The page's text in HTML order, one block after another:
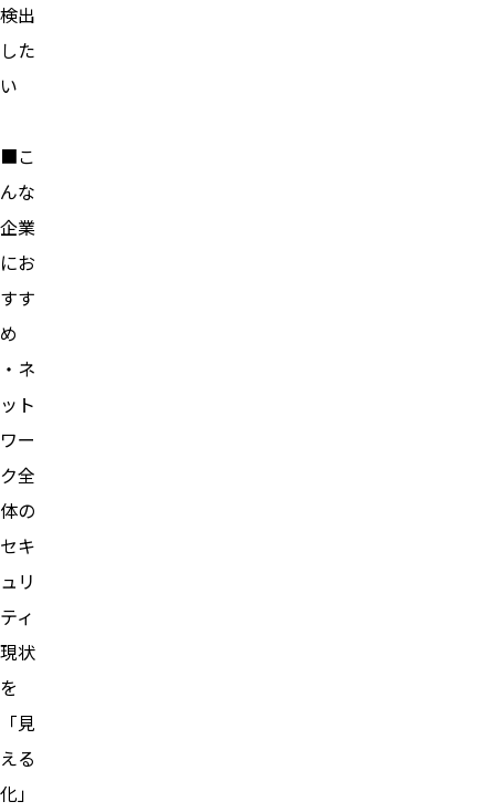
検出
した
い
■こ
んな
企業
にお
すす
め
・ネ
ット
ワー
ク全
体の
セキ
ュリ
ティ
現状
を
「見
える
化」